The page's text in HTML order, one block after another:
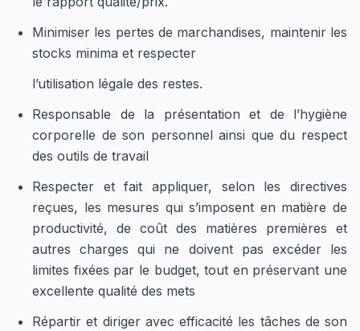
Minimiser les pertes de marchandises, maintenir les
stocks minima et respecter
l’utilisation légale des restes.
Responsable de la présentation et de l’hygiène
corporelle de son personnel ainsi que du respect
des outils de travail
Respecter et fait appliquer, selon les directives
reçues, les mesures qui s’imposent en matière de
productivité, de coût des matières premières et
autres charges qui ne doivent pas excéder les
limites fixées par le budget, tout en préservant une
excellente qualité des mets
Répartir et diriger avec efficacité les tâches de son